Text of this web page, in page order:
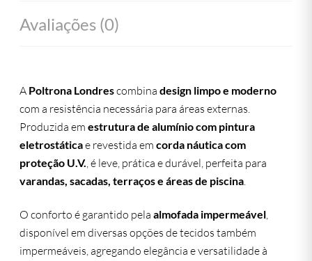
Avaliações (0)
A Poltrona Londrescombinadesign limpo e moderno
com a resistência necessária para áreas externas.
Produzida emestrutura de alumínio com pintura
eletrostáticae revestida emcorda náutica com
proteção U.V. , é leve, prática e durável, perfeita para
varandas, sacadas, terraços e áreas de piscina
O conforto é garantido pelaalmofada impermeável,
disponível em diversas opções de tecidos também
impermeáveis, agregando elegância e versatilidade à